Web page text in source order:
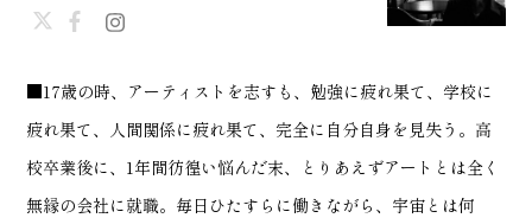
■17歳の時、アーティストを志すも、勉強に疲れ果て、学校に
疲れ果て、人間関係に疲れ果て、完全に自分自身を見失う。高
校卒業後に、1年間彷徨い悩んだ末、とりあえずアートとは全く
無縁の会社に就職。毎日ひたすらに働きながら、宇宙とは何